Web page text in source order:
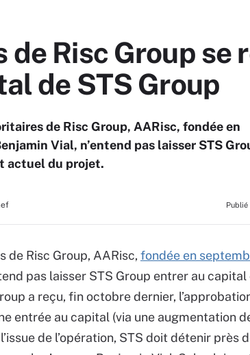
de Risc Group
de STS Group
de Risc Group, AARisc, fondée en
Vial, n’entend pas laisser STS
actuel du projet.
Publié
de Risc Group, AARisc, fondée en
pas laisser STS Group entrer au capital
a reçu, fin octobre dernier,
entrée au capital (via une augmentation
de l’opération, STS doit détenir près